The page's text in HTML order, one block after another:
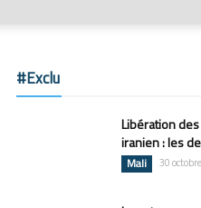
#Exclu
Libération
iranien : les
Mali 30